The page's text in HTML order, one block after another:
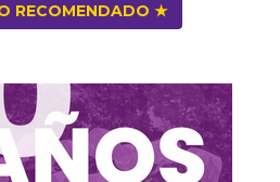
RECOMENDADO ★